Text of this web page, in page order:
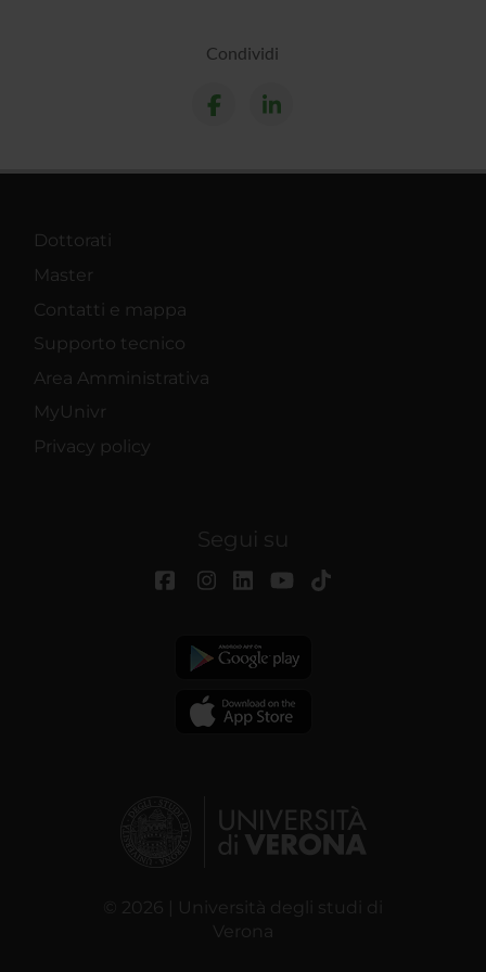
Condividi
Dottorati
Master
Contatti e mappa
Supporto tecnico
Area Amministrativa
MyUnivr
Privacy policy
Segui su
© 2026 | Università degli studi di
Verona